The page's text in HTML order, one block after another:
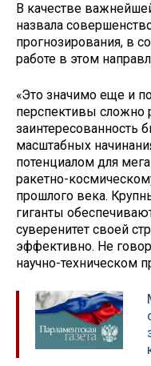
В качестве
назвала
прогнозирования, в
работе в этом
«Это значимо еще и
перспективы сложно
заинтересованность
масштабных
потенциалом для
ракетно-
прошлого века.
гиганты
суверенитет своей
эффективно. Не
научно-техническом